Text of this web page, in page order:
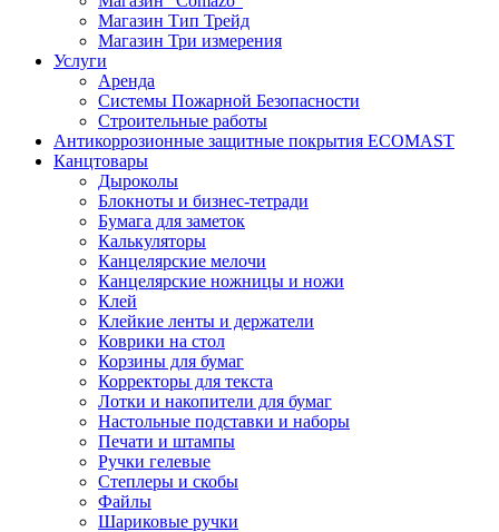
Магазин Тип Трейд
Магазин Три измерения
Услуги
Аренда
Системы Пожарной Безопасности
Строительные работы
Антикоррозионные защитные покрытия ECOMAST
Канцтовары
Дыроколы
Блокноты и бизнес-тетради
Бумага для заметок
Калькуляторы
Канцелярские мелочи
Канцелярские ножницы и ножи
Клей
Клейкие ленты и держатели
Коврики на стол
Корзины для бумаг
Корректоры для текста
Лотки и накопители для бумаг
Настольные подставки и наборы
Печати и штампы
Ручки гелевые
Степлеры и скобы
Файлы
Шариковые ручки